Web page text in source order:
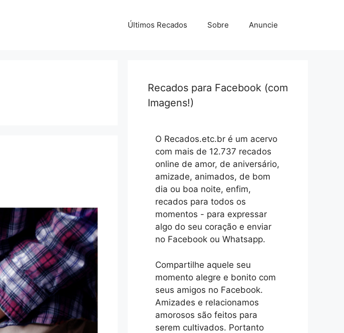
Últimos Recados Sobre Anuncie
Recados para Facebook (com
Imagens!)
O Recados.etc.br é um acervo
com mais de 12.737 recados
online de amor, de aniversário,
amizade, animados, de bom
dia ou boa noite, enfim,
recados para todos os
momentos - para expressar
algo do seu coração e enviar
no Facebook ou Whatsapp.
Compartilhe aquele seu
momento alegre e bonito com
seus amigos no Facebook.
Amizades e relacionamos
amorosos são feitos para
serem cultivados. Portanto